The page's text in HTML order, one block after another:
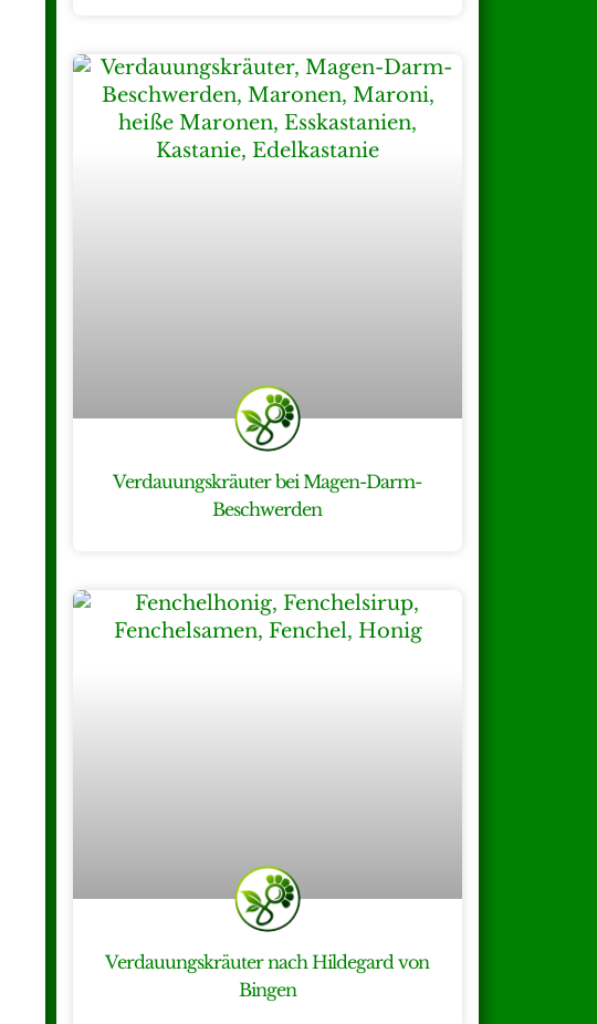
Verdauungskräuter bei Magen-Darm-
Beschwerden
Verdauungskräuter nach Hildegard von
Bingen